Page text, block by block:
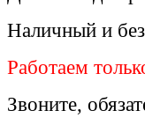
Наличный и
Работаем
Звоните,